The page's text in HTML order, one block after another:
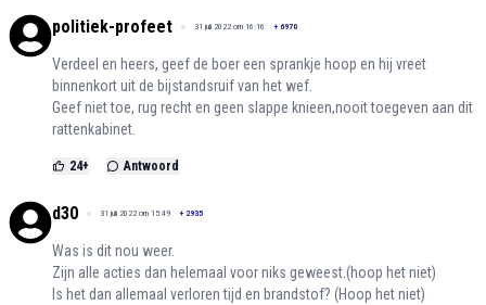
politiek-profeet 31 juli 2022 om 16:16 + 6970
Verdeel en heers, geef de boer een sprankje hoop en hij vreet
binnenkort uit de bijstandsruif van het wef.
Geef niet toe, rug recht en geen slappe knieen,nooit toegeven aan dit
rattenkabinet.
24+ Antwoord
d30 31 juli 2022 om 15:49 + 2935
Was is dit nou weer.
Zijn alle acties dan helemaal voor niks geweest.(hoop het niet)
Is het dan allemaal verloren tijd en brandstof? (Hoop het niet)